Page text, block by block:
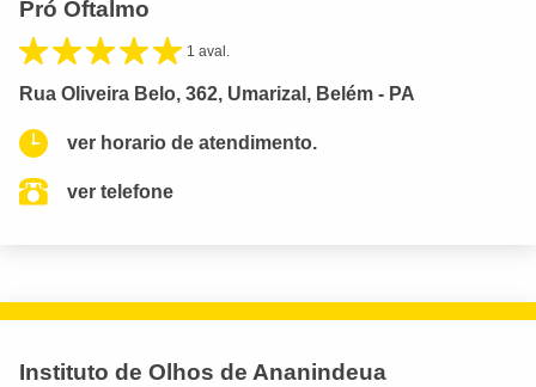
Pró Oftalmo
1 aval.
Rua Oliveira Belo, 362, Umarizal, Belém - PA
ver horario de atendimento.
ver telefone
Instituto de Olhos de Ananindeua